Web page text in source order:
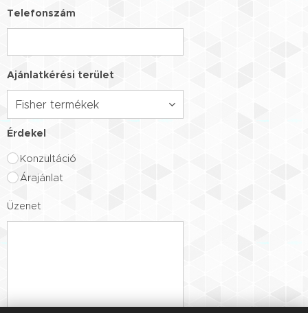
Telefonszám
Ajánlatkérési terület
Érdekel
Konzultáció
Árajánlat
Üzenet